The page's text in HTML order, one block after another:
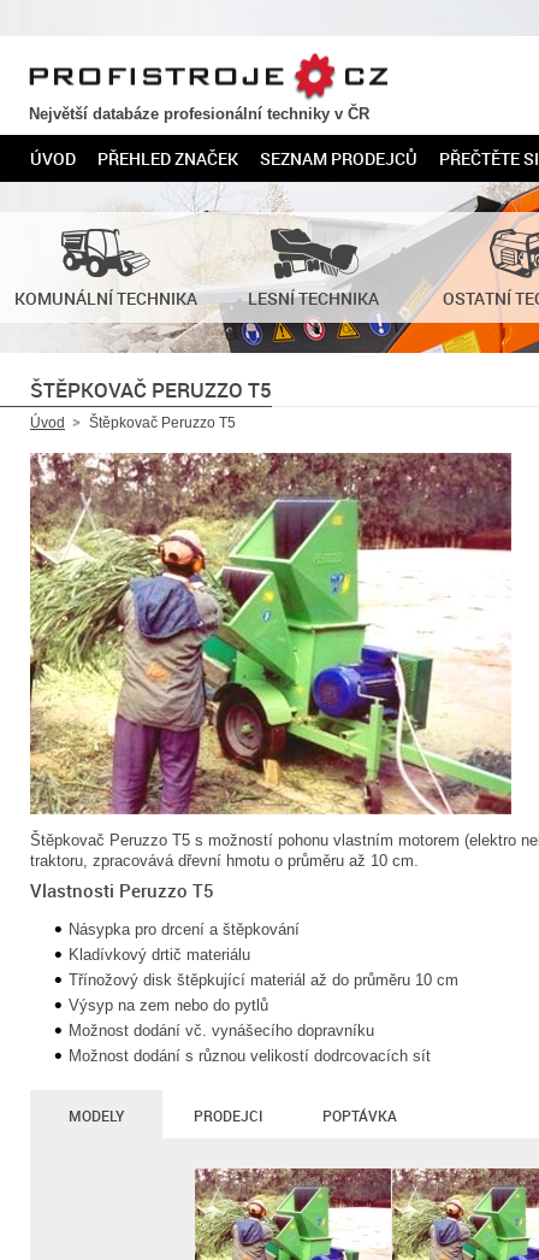
PROFISTROJE.CZ
Největší databáze profesionální techniky v ČR
ÚVOD PŘEHLED ZNAČEK SEZNAM PRODEJCŮ PŘEČTĚTE SI
KOMUNÁLNÍ TECHNIKA LESNÍ TECHNIKA OSTATNÍ
ŠTĚPKOVAČ PERUZZO T5
Úvod Štěpkovač Peruzzo T5
Štěpkovač Peruzzo T5 s možností pohonu vlastním motorem (elektro
traktoru, zpracovává dřevní hmotu o průměru až 10 cm.
Vlastnosti Peruzzo T5
Násypka pro drcení a štěpkování
Kladívkový drtič materiálu
Třínožový disk štěpkující materiál až do průměru 10 cm
Výsyp na zem nebo do pytlů
Možnost dodání vč. vynášecího dopravníku
Možnost dodání s různou velikostí dodrcovacích sít
MODELY PRODEJCI POPTÁVKA